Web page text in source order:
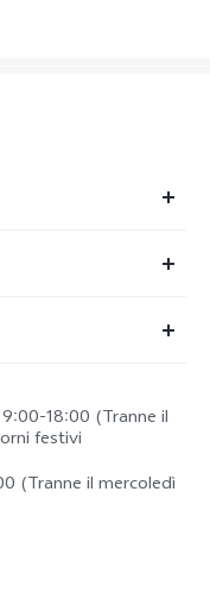
18:00 (Tranne il
festivi
(Tranne il mercoledì